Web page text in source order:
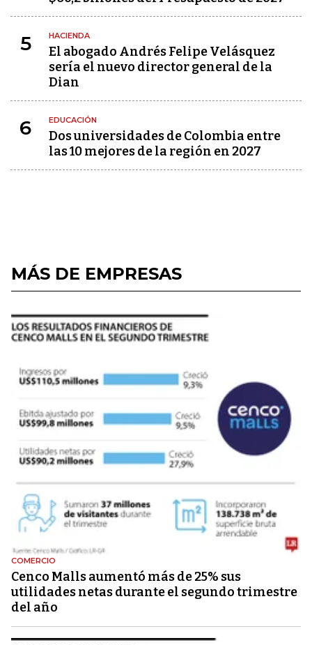
5 HACIENDA
El abogado Andrés Felipe Velásquez
sería el nuevo director general de la
Dian
6 EDUCACIÓN
Dos universidades de Colombia entre
las 10 mejores de la región en 2027
MÁS DE EMPRESAS
COMERCIO
Cenco Malls aumentó más de 25% sus
utilidades netas durante el segundo trimestre
del año